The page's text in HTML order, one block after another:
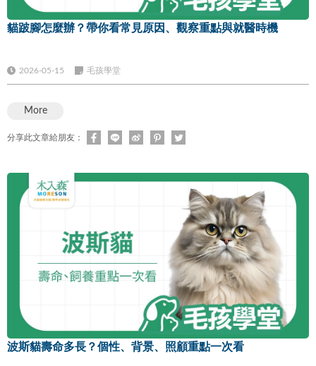
貓跛腳怎麼辦？帶你看常見原因、觀察重點與就醫時機
2026-05-15 毛孩學堂
More
分享此文章給朋友：
波斯貓壽命多長？個性、背景、照顧重點一次看